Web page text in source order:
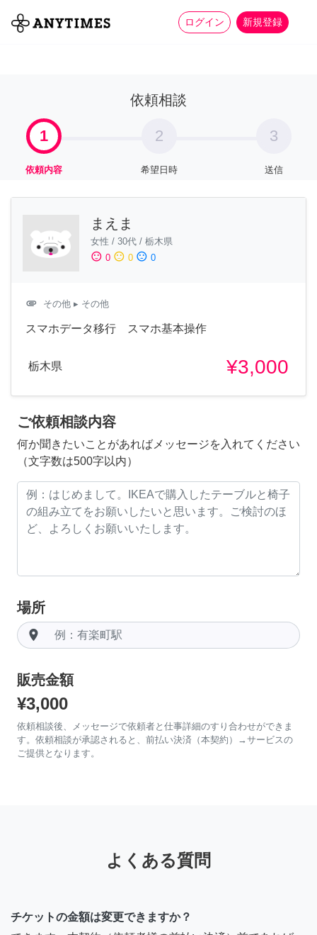
ログイン 新規登録
全て 家事 more_horiz
依頼相談
1
依頼内容
2
希望日時
3
送信
まえま
女性 / 30代 / 栃木県
sentiment_satisfied 0 sentiment_neutral 0 sentiment_dissatisfied 0
attachment その他 ▸ その他
スマホデータ移行 スマホ基本操作
栃木県 ¥3,000
ご依頼相談内容
何か聞きたいことがあればメッセージを入れてください
（文字数は500字以内）
場所
room
販売金額
¥3,000
依頼相談後、メッセージで依頼者と仕事詳細のすり合わせができま
す。依頼相談が承認されると、前払い決済（本契約）→サービスの
ご提供となります。
よくある質問
チケットの金額は変更できますか？